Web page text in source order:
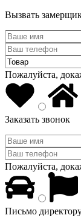
Вызвать
Пожалуйста,
Заказать звонок
Пожалуйста,
Письмо